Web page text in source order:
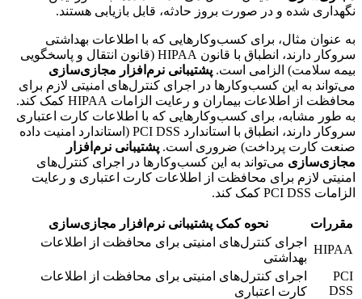
نگهداری شده و در صورت بروز حادثه، قابل بازیابی هستند.
به عنوان مثال، برای کسب‌وکارهایی که با اطلاعات بهداشتی
سروکار دارند، انطباق با قانون HIPAA (قانون انتقال و پاسخگویی
بیمه سلامت) الزامی است. پشتیبانی نرم‌افزار مجازی‌سازی
می‌تواند به این کسب‌وکارها در اجرای کنترل‌های امنیتی لازم برای
محافظت از اطلاعات بیماران و رعایت الزامات HIPAA کمک کند.
به طور مشابه، برای کسب‌وکارهایی که با اطلاعات کارت اعتباری
سروکار دارند، انطباق با استاندارد PCI DSS (استاندارد امنیت داده
صنعت کارت پرداخت) ضروری است. پشتیبانی نرم‌افزار
مجازی‌سازی می‌تواند به این کسب‌وکارها در اجرای کنترل‌های
امنیتی لازم برای محافظت از اطلاعات کارت اعتباری و رعایت
الزامات PCI DSS کمک کند.
مقررات
نحوه کمک پشتیبانی نرم‌افزار مجازی‌سازی
HIPAA
اجرای کنترل‌های امنیتی برای محافظت از اطلاعات
بهداشتی
PCI
DSS
اجرای کنترل‌های امنیتی برای محافظت از اطلاعات
کارت اعتباری